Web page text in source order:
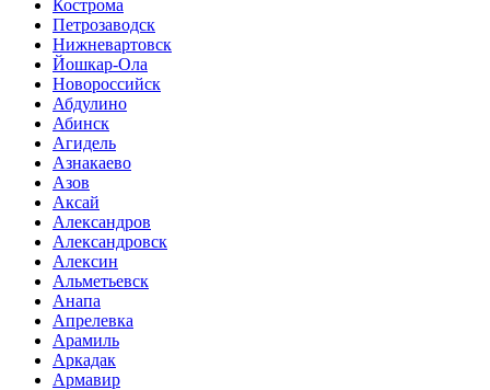
Кострома
Петрозаводск
Нижневартовск
Йошкар-Ола
Новороссийск
Абдулино
Абинск
Агидель
Азнакаево
Азов
Аксай
Александров
Александровск
Алексин
Альметьевск
Анапа
Апрелевка
Арамиль
Аркадак
Армавир